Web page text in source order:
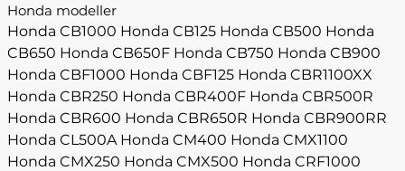
Honda modeller
Honda CB1000 Honda CB125 Honda CB500 Honda
CB650 Honda CB650F Honda CB750 Honda CB900
Honda CBF1000 Honda CBF125 Honda CBR1100XX
Honda CBR250 Honda CBR400F Honda CBR500R
Honda CBR600 Honda CBR650R Honda CBR900RR
Honda CL500A Honda CM400 Honda CMX1100
Honda CMX250 Honda CMX500 Honda CRF1000